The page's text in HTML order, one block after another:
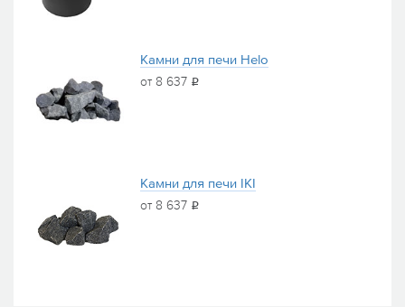
Камни для печи Helo
от 8 637 i
Камни для печи IKI
от 8 637 i